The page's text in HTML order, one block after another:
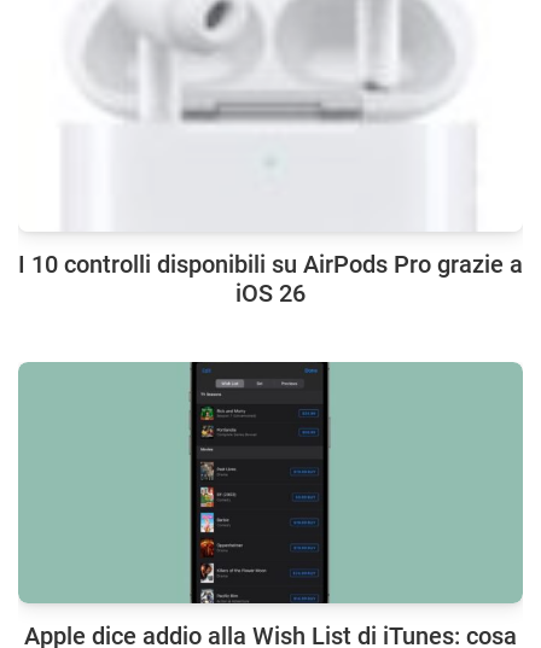
I 10 controlli disponibili su AirPods Pro grazie a
iOS 26
Apple dice addio alla Wish List di iTunes: cosa